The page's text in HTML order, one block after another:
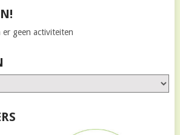
geen activiteiten